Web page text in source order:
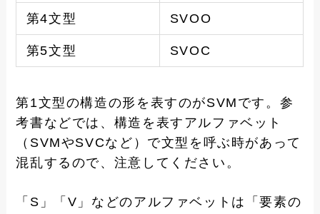
第4文型 SVOO
第5文型 SVOC
第1文型の構造の形を表すのがSVMです。参
考書などでは、構造を表すアルファベット
（SVMやSVCなど）で文型を呼ぶ時があって
混乱するので、注意してください。
「S」「V」などのアルファベットは「要素の